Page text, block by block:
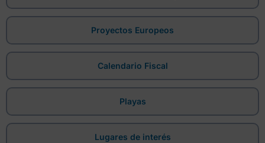
Proyectos Europeos
Calendario Fiscal
Playas
Lugares de interés